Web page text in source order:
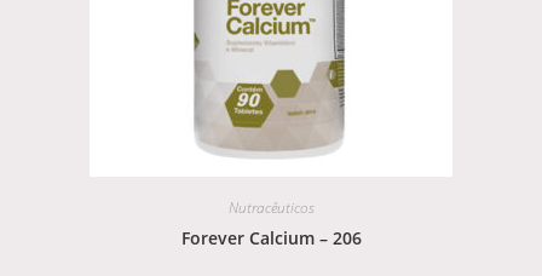
Nutracêuticos
Forever Calcium – 206